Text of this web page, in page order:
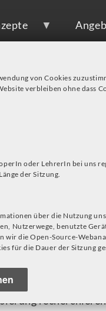
von Cookies
verbleiben ohne dass
oder LehrerIn bei uns
der Sitzung.
über die Nutzung
Nutzerwege, benutzte
wir die Open-Source-
für die Dauer der Sitzung
Codesist ein
einer
Phänomenen
es mehrere
und Kommentare